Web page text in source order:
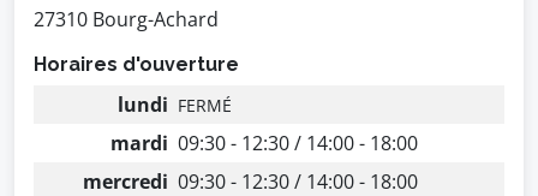
27310 Bourg-Achard
Horaires d'ouverture
lundi FERMÉ
mardi 09:30 - 12:30 / 14:00 - 18:00
mercredi 09:30 - 12:30 / 14:00 - 18:00